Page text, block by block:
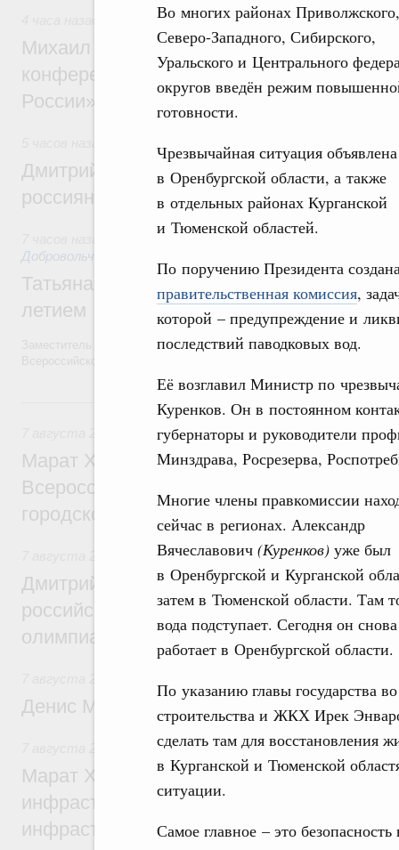
Во многих районах Приволжского,
Северо-Западного, Сибирского,
Уральского и Центрального
округов введён режим
готовности.
Чрезвычайная ситуация объявлена
в Оренбургской области, а также
в отдельных районах Курганской
и Тюменской областей.
По поручению Президента
правительственная комиссия,
которой – предупреждение и
последствий паводковых вод.
Её возглавил Министр по
Куренков. Он в постоянном
губернаторы и руководители
Минздрава, Росрезерва,
Многие члены правкомиссии
сейчас в регионах. Александр
Вячеславович (Куренков) уже был
в Оренбургской и Курганской
затем в Тюменской области. Там
вода подступает. Сегодня он снова
работает в Оренбургской области.
По указанию главы государства
строительства и ЖКХ Ирек
сделать там для восстановления
в Курганской и Тюменской
ситуации.
Самое главное – это
Отрасль информационных технологий
Михаил Мишустин дал поручения по
конференции «Цифровая индустрия
России»
Дмитрий Чернышенко и Михаил
россиян с Днём физкультурника
Добровольчество и волонтёрство. Благотворительность
Татьяна Голикова поздравила
летием
Заместитель Председателя Правительства Татьяна Голикова
Вчера
Экономика городов. Городская среда
Марат Хуснуллин провёл заседание
Всероссийского конкурса лучших
городской среды
Отрасль информационных технологий
Дмитрий Чернышенко и Сергей Кравцов
российскую сборную с победой на
олимпиаде по искусственному
Денис Мантуров посетил Ярославскую
Бюджеты субъектов Федерации.
Марат Хуснуллин: 15 объектов
инфраструктуры построили и обновили
инфраструктурным кредитам